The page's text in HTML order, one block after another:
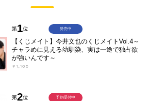
第1位
【くじメイト】今井文也のくじメイトVol.4～
チャラめに見える幼馴染、実は一途で独占欲
が強いんです～
￥1,100
発売中
第2位 予約受付中